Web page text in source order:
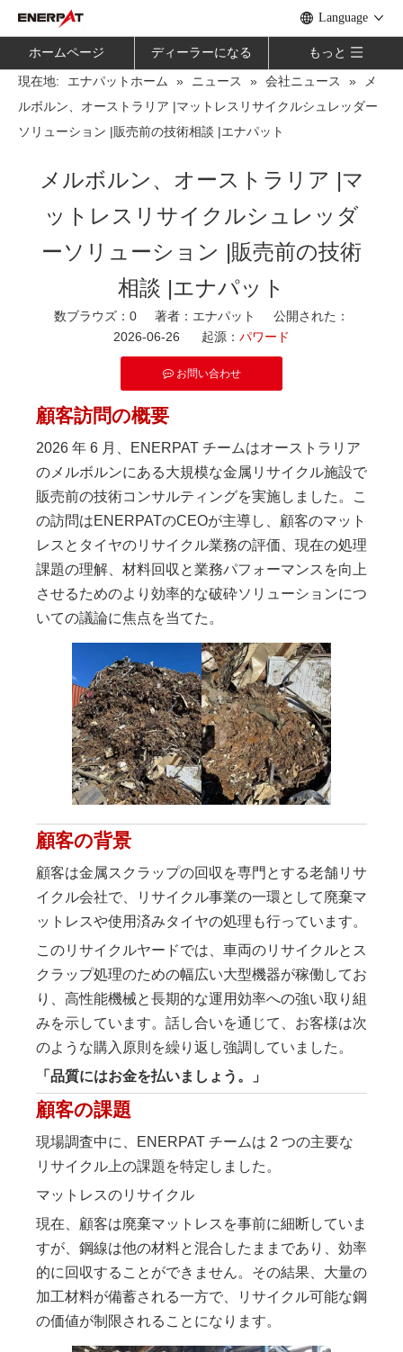
Language
ホームページ ディーラーになる もっと
現在地: エナパットホーム » ニュース » 会社ニュース »
メ
ルボルン、オーストラリア |マットレスリサイクルシュレッダー
ソリューション |販売前の技術相談 |エナパット
メルボルン、オーストラリア |マ
ットレスリサイクルシュレッダ
ーソリューション |販売前の技術
相談 |エナパット
数ブラウズ： 0 著者：エナパット 公開された：
2026-06-26 起源： パワード
お問い合わせ
顧客訪問の概要
2026 年 6 月、ENERPAT チームはオーストラリア
のメルボルンにある大規模な金属リサイクル施設で
販売前の技術コンサルティングを実施しました。こ
の訪問はENERPATのCEOが主導し、顧客のマット
レスとタイヤのリサイクル業務の評価、現在の処理
課題の理解、材料回収と業務パフォーマンスを向上
させるためのより効率的な破砕ソリューションにつ
いての議論に焦点を当てた。
顧客の背景
顧客は金属スクラップの回収を専門とする老舗リサ
イクル会社で、リサイクル事業の一環として廃棄マ
ットレスや使用済みタイヤの処理も行っています。
このリサイクルヤードでは、車両のリサイクルとス
クラップ処理のための幅広い大型機器が稼働してお
り、高性能機械と長期的な運用効率への強い取り組
みを示しています。話し合いを通じて、お客様は次
のような購入原則を繰り返し強調していました。
「品質にはお金を払いましょう。」
顧客の課題
現場調査中に、ENERPAT チームは 2 つの主要な
リサイクル上の課題を特定しました。
マットレスのリサイクル
現在、顧客は廃棄マットレスを事前に細断していま
すが、鋼線は他の材料と混合したままであり、効率
的に回収することができません。その結果、大量の
加工材料が備蓄される一方で、リサイクル可能な鋼
の価値が制限されることになります。